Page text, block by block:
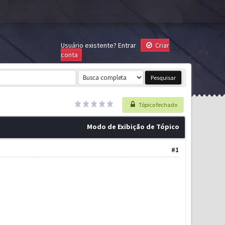
Usuário existente? Entrar
Criar
conta
Tópico fechado
Modo de Exibição de Tópico
#1